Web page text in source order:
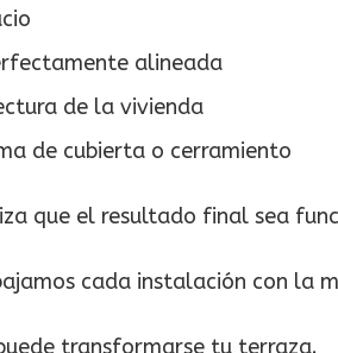
alineada
de la vivienda
de cubierta o cerramiento
que el resultado final sea
cada instalación con la
transformarse tu terraza.